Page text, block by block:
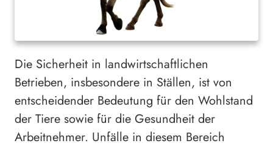
Die Sicherheit in landwirtschaftlichen
Betrieben, insbesondere in Ställen, ist von
entscheidender Bedeutung für den Wohlstand
der Tiere sowie für die Gesundheit der
Arbeitnehmer. Unfälle in diesem Bereich